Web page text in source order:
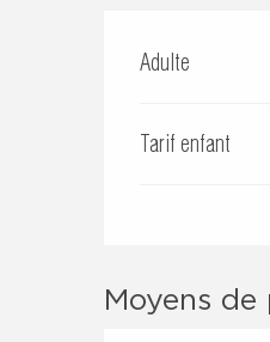
Adulte
Tarif enfant
Moyens de